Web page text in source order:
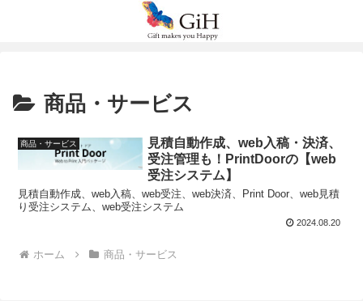
商品・サービス
商品・サービス
見積自動作成、web入稿・決済、
受注管理も！PrintDoorの【web
受注システム】
見積自動作成、web入稿、web受注、web決済、Print Door、web見積
り受注システム、web受注システム
2024.08.20
ホーム 商品・サービス